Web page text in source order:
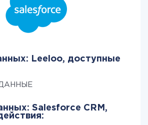
Leeloo, доступные
ДАННЫЕ
Salesforce CRM,